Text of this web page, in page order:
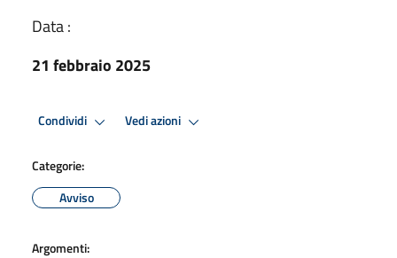
Data :
21 febbraio 2025
Condividi Vedi azioni
Categorie:
Avviso
Argomenti: